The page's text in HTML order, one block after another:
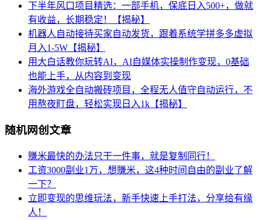
下半年风口项目精选：一部手机，保底日入500+，做就
有收益，长期稳定！【揭秘】
机器人自动接待买家自动发货，跟着系统学拼多多虚拟
月入1-5W【揭秘】
用大白话教你玩转AI，AI自媒体实操制作变现，0基础
也能上手，从内容到变现
海外游戏全自动搬砖项目，全程无人值守自动运行，不
用熬夜盯盘，轻松实现日入1k【揭秘】
随机网创文章
賺米最快的办法只干一件事，就是复制同行！
工资3000副业1万，想賺米，这4种时间自由的副业了解
一下？
立即变现的思维玩法，新手快速上手打法，分享给有缘
人！